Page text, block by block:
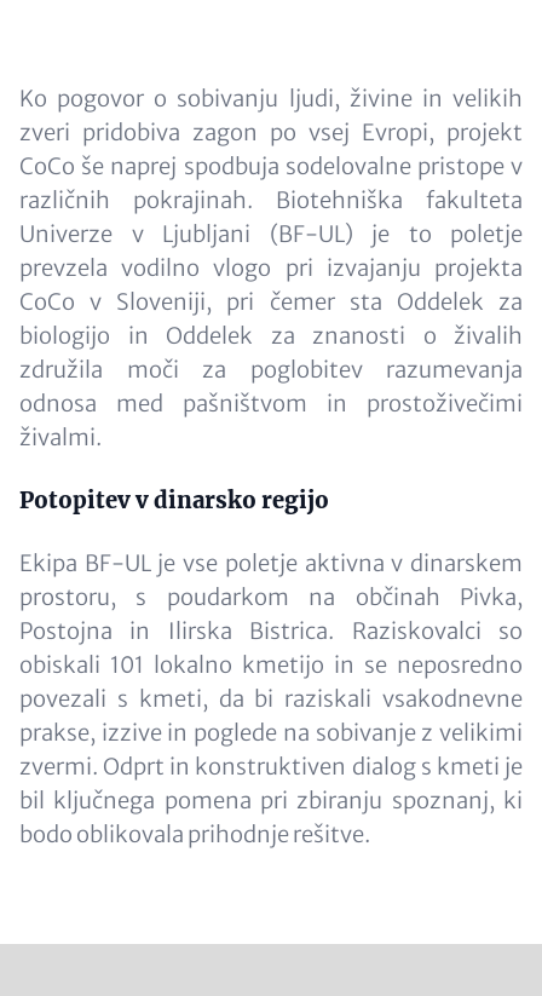
Paragraphs
Content
Ko pogovor o sobivanju ljudi, živine in velikih
zveri pridobiva zagon po vsej Evropi, projekt
CoCo še naprej spodbuja sodelovalne pristope v
različnih pokrajinah. Biotehniška fakulteta
Univerze v Ljubljani (BF-UL) je to poletje
prevzela vodilno vlogo pri izvajanju projekta
CoCo v Sloveniji, pri čemer sta Oddelek za
biologijo in Oddelek za znanosti o živalih
združila moči za poglobitev razumevanja
odnosa med pašništvom in prostoživečimi
živalmi.
Potopitev v dinarsko regijo
Ekipa BF-UL je vse poletje aktivna v dinarskem
prostoru, s poudarkom na občinah Pivka,
Postojna in Ilirska Bistrica. Raziskovalci so
obiskali 101 lokalno kmetijo in se neposredno
povezali s kmeti, da bi raziskali vsakodnevne
prakse, izzive in poglede na sobivanje z velikimi
zvermi. Odprt in konstruktiven dialog s kmeti je
bil ključnega pomena pri zbiranju spoznanj, ki
bodo oblikovala prihodnje rešitve.